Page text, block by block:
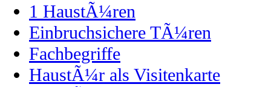
1 HaustÃ¼ren
Einbruchsichere TÃ¼ren
Fachbegriffe
HaustÃ¼r als Visitenkarte